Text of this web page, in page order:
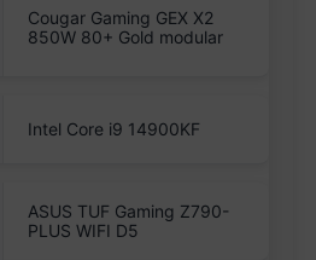
Cougar Gaming GEX X2
850W 80+ Gold modular
Intel Core i9 14900KF
ASUS TUF Gaming Z790-
PLUS WIFI D5